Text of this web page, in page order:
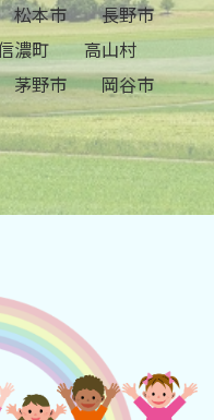
松本市
長野市
濃町
高山村
茅野市
岡谷市